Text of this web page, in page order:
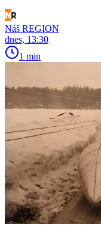
Náš REGION
dnes, 13:30
1 min